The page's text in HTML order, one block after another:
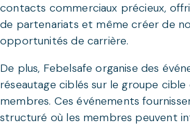
contacts commerciaux précieux,
de partenariats et même créer de
opportunités de carrière.
De plus, Febelsafe organise des
réseautage ciblés sur le groupe cible
membres. Ces événements
structuré où les membres peuvent